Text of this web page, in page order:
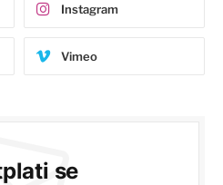
Instagram
Vimeo
se